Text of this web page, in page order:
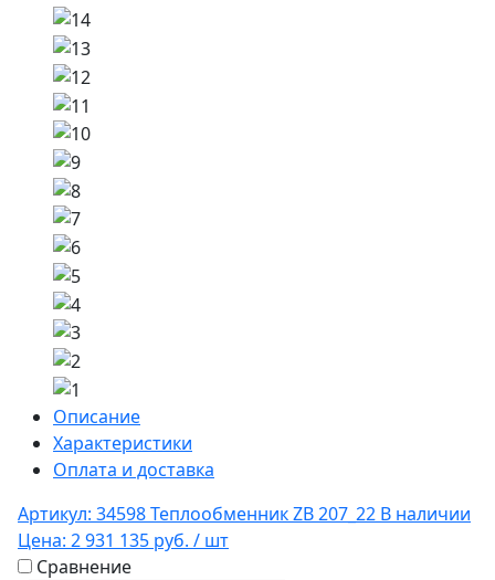
Описание
Характеристики
Оплата и доставка
Артикул: 34598Теплообменник ZB 207_22 В наличии
Цена: 2 931 135 руб. / шт
Сравнение